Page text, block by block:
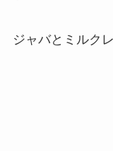
ジャバとミルク